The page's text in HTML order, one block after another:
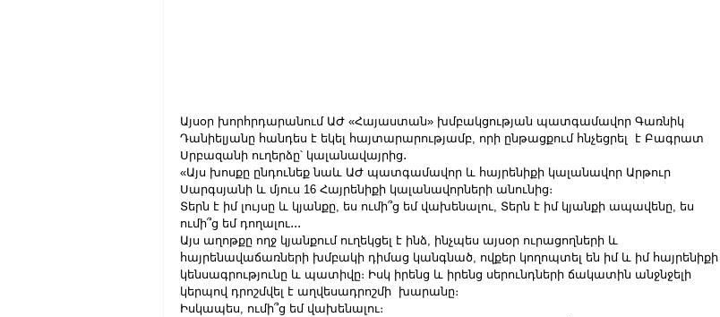
Այսօր խորհրդարանում ԱԺ «Հայաստան» խմբակցության պատգամավոր Գառնիկ
Դանիելյանը հանդես է եկել հայտարարությամբ, որի ընթացքում հնչեցրել  է Բագրատ
Սրբազանի ուղերձը՝ կալանավայրից․
«Այս խոսքը ընդունեք նաև ԱԺ պատգամավոր և հայրենիքի կալանավոր Արթուր
Սարգսյանի և մյուս 16 Հայրենիքի կալանավորների անունից։
Տերն է իմ լույսը և կյանքը, ես ումի՞ց եմ վախենալու, Տերն է իմ կյանքի ապավենը, ես
ումի՞ց եմ դողալու․․․
Այս աղոթքը ողջ կյանքում ուղեկցել է ինձ, ինչպես այսօր ուրացողների և
հայրենավաճառների խմբակի դիմաց կանգնած, ովքեր կողոպտել են իմ և իմ հայրենիքի
կենսագրությունը և պատիվը։ Իսկ իրենց և իրենց սերունդների ճակատին անջնջելի
կերպով դրոշմվել է աղվեսադրոշմի  խարանը։
Իսկապես, ումի՞ց եմ վախենալու։